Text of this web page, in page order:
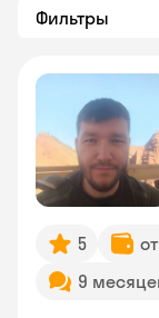
Фильтры
5
9